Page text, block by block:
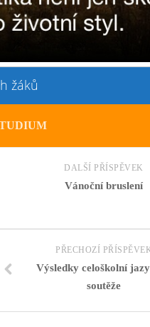
žáků
DALŠÍ PŘÍSPĚVEK
Vánoční bruslení
PŘECHOZÍ
Výsledky celoškolní
soutěže